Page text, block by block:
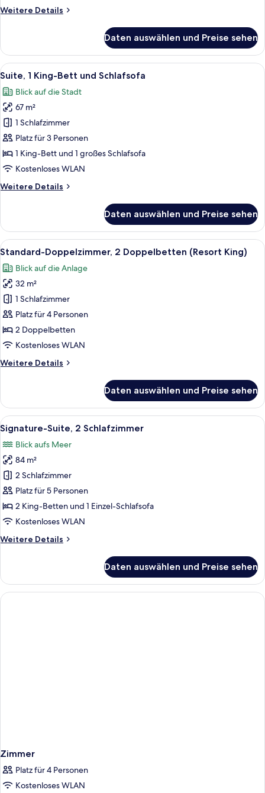
Weitere Details
Weitere
1 King-
Bett
und
Daten auswählen und Preise sehen
Alle
Fotos
für
Suite,
1 King-
Bett
und
Schlafsofa
Ein modernes Hotelzimmer mit
6
Suite, 1 King-Bett und Schlafsofa
Blick auf die Stadt
67 m²
1 Schlafzimmer
Platz für 3 Personen
1 King-Bett und 1 großes Schlafsofa
Kostenloses WLAN
Weitere Details
Weitere
1 King-
Bett
und
Daten auswählen und Preise sehen
Alle
Fotos
für
Standard-
Doppelzimmer,
2 Doppelbetten
(Resort
King)
Ein Hotelzimmer mit zwei Betten,
6
Standard-Doppelzimmer, 2 Doppelbetten (Resort King)
Blick auf die Anlage
32 m²
1 Schlafzimmer
Platz für 4 Personen
2 Doppelbetten
Kostenloses WLAN
Weitere Details
Weitere
Doppelzimmer,
2 Doppelbetten
(Resort
King)
Daten auswählen und Preise sehen
Alle
Fotos
für
Signature-
Suite,
2 Schlafzimmer
anzeigen
Signature-Suite, 2 Schlafzimmer |
4
Signature-Suite, 2 Schlafzimmer
Blick aufs Meer
84 m²
2 Schlafzimmer
Platz für 5 Personen
2 King-Betten und 1 Einzel-Schlafsofa
Kostenloses WLAN
Weitere Details
Weitere
Suite,
2 Schlafzimmer
Daten auswählen und Preise sehen
Zimmer
Platz für 4 Personen
Kostenloses WLAN